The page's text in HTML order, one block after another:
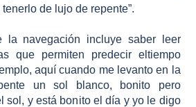
de lujo de repente”.
la navegación incluye saber leer
que permiten predecir eltiempo
aquí cuando me levanto en la
un sol blanco, bonito pero
sol, y está bonito el día y yo le digo